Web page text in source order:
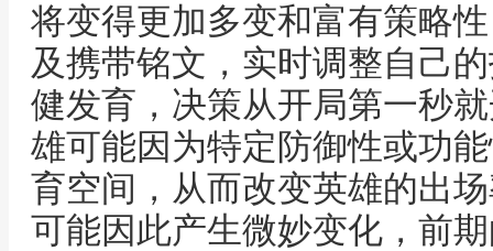
将变得更加多变和富有策略
及携带铭文，实时调整自己
健发育，决策从开局第一秒
雄可能因为特定防御性或功
育空间，从而改变英雄的出
可能因此产生微妙变化，前